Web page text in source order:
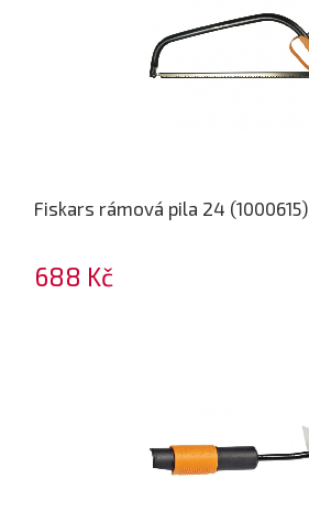
Fiskars rámová pila 24 (1000615)
688 Kč